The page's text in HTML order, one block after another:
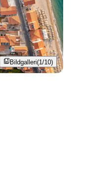
Bildgalleri(1/10)